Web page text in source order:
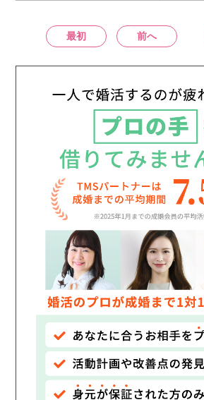
最初 前へ